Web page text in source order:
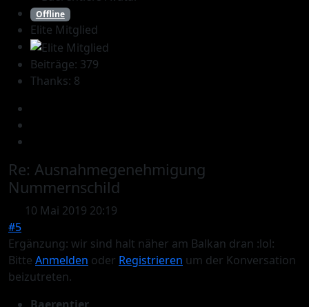
Offline
Elite Mitglied
Beiträge: 379
Thanks: 8
Re: Ausnahmegenehmigung
Nummernschild
10 Mai 2019 20:19
#5
Ergänzung: wir sind halt näher am Balkan dran :lol:
Bitte Anmelden oder Registrieren um der Konversation
beizutreten.